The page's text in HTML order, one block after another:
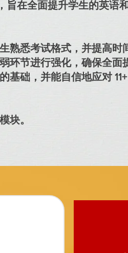
旨在全面提升学生的英语
熟悉考试格式，并提高时
环节进行强化，确保全面
基础，并能自信地应对
块。